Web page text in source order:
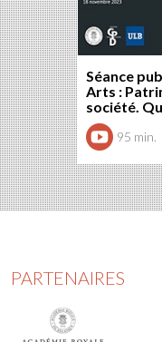
Séance
Arts :
société.
95 min.
PARTENAIRES